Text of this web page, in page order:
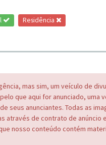
Residência
mas sim, um veículo de
que aqui for anunciado, uma
seus anunciantes. Todas as
através de contrato de anúncio e
nosso conteúdo contém